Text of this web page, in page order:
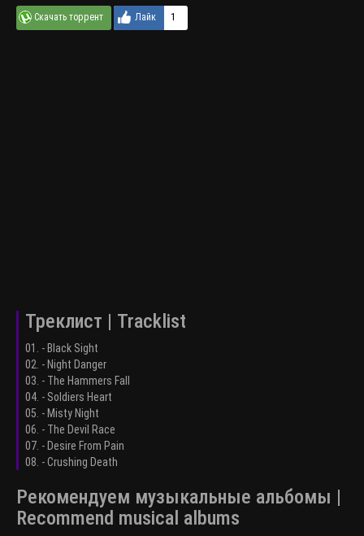
1
Треклист | Tracklist
01. - Black Sight
02. - Night Danger
03. - The Hammers Fall
04. - Soldiers Heart
05. - Misty Night
06. - The Devil Race
07. - Desire From Pain
08. - Crushing Death
Рекомендуем музыкальные альбомы |
Recommend musical albums